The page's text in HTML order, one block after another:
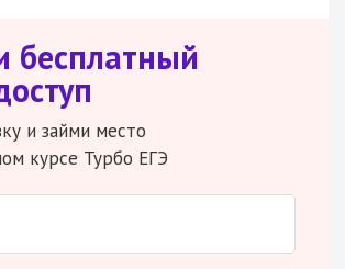
бесплатный
и займи место
курсе Турбо ЕГЭ